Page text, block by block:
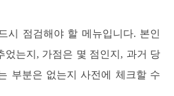
시 점검해야 할 메뉴입니다. 본인
었는지, 가점은 몇 점인지, 과거 당
부분은 없는지 사전에 체크할 수